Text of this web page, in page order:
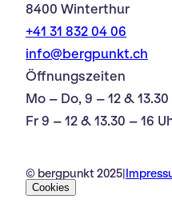
8400 Winterthur
+41 31 832 04 06
info@bergpunkt.ch
Öffnungszeiten
Mo – Do, 9 – 12 & 13.30
Fr 9 – 12 & 13.30 – 16
© bergpunkt 2025
Cookies